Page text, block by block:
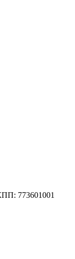
773601001